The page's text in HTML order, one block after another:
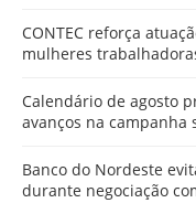
CONTEC reforça
mulheres
Calendário de agosto
avanços na campanha
Banco do Nordeste
durante negociação